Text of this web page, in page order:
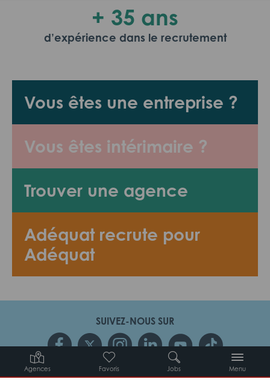
Agences Favoris Jobs Menu
Vous êtes une entreprise ?
Vous êtes intérimaire ?
Trouver une agence
Adéquat recrute pour
Adéquat
+ 35 ans
SUIVEZ-NOUS SUR